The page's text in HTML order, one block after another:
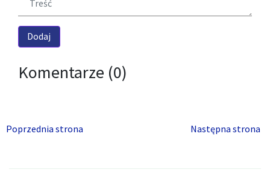
Komentarze (0)
Poprzednia strona Następna strona